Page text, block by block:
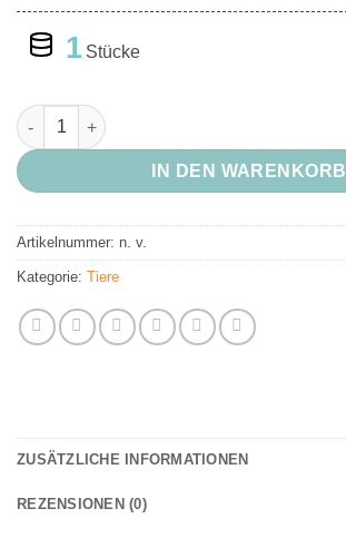
1 Stücke
Ziege Menge
IN DEN WARENKORB
Artikelnummer: n. v.
Kategorie: Tiere
ZUSÄTZLICHE INFORMATIONEN
REZENSIONEN (0)